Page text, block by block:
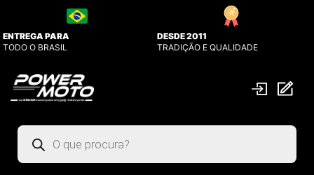
ENTREGA PARA
TODO O BRASIL
DESDE 2011
TRADIÇÃO E QUALIDADE
Pesquisar
produtos